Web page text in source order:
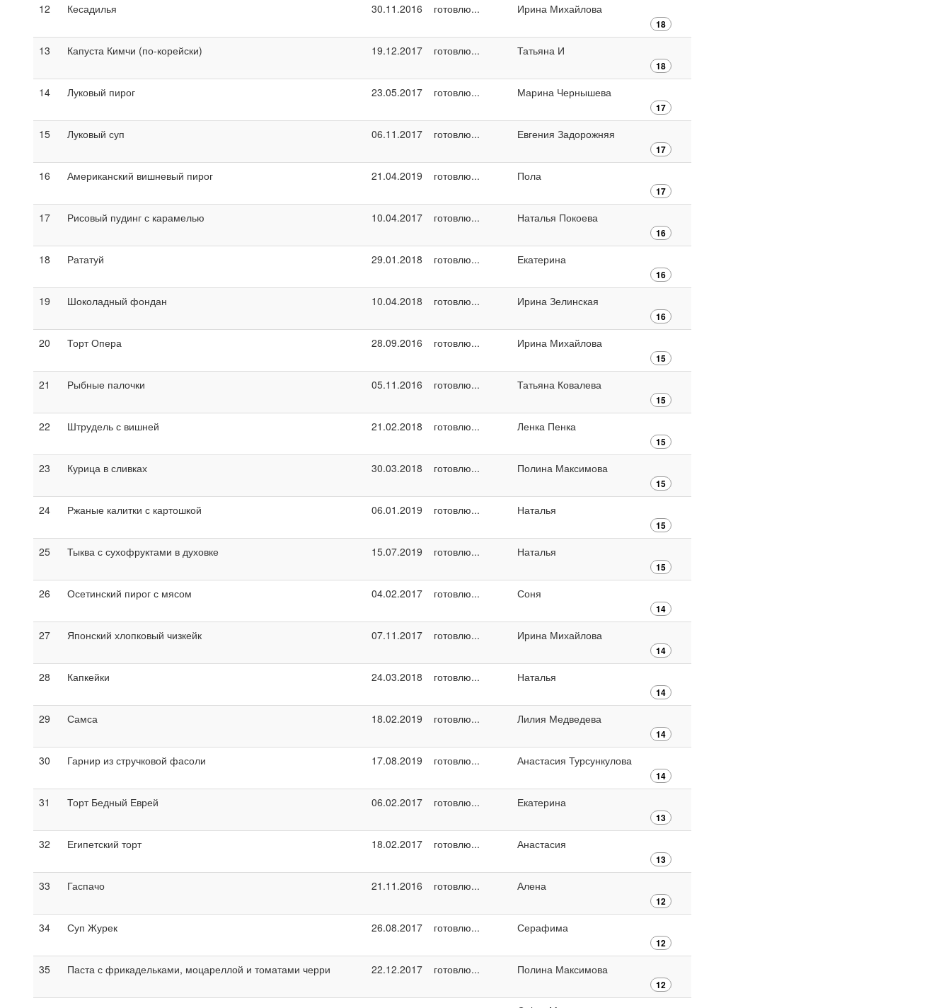
12 Кесадилья 30.11.2016 готовлю... Ирина Михайлова
18
13 Капуста Кимчи (по-корейски) 19.12.2017 готовлю... Татьяна И
18
14 Луковый пирог 23.05.2017 готовлю... Марина Чернышева
17
15 Луковый суп 06.11.2017 готовлю... Евгения Задорожняя
17
16 Американский вишневый пирог 21.04.2019 готовлю... Пола
17
17 Рисовый пудинг с карамелью 10.04.2017 готовлю... Наталья Покоева
16
18 Рататуй 29.01.2018 готовлю... Екатерина
16
19 Шоколадный фондан 10.04.2018 готовлю... Ирина Зелинская
16
20 Торт Опера 28.09.2016 готовлю... Ирина Михайлова
15
21 Рыбные палочки 05.11.2016 готовлю... Татьяна Ковалева
15
22 Штрудель с вишней 21.02.2018 готовлю... Ленка Пенка
15
23 Курица в сливках 30.03.2018 готовлю... Полина Максимова
15
24 Ржаные калитки с картошкой 06.01.2019 готовлю... Наталья
15
25 Тыква с сухофруктами в духовке 15.07.2019 готовлю... Наталья
15
26 Осетинский пирог с мясом 04.02.2017 готовлю... Соня
14
27 Японский хлопковый чизкейк 07.11.2017 готовлю... Ирина Михайлова
14
28 Капкейки 24.03.2018 готовлю... Наталья
14
29 Самса 18.02.2019 готовлю... Лилия Медведева
14
30 Гарнир из стручковой фасоли 17.08.2019 готовлю... Анастасия Турсункулова
14
31 Торт Бедный Еврей 06.02.2017 готовлю... Екатерина
13
32 Египетский торт 18.02.2017 готовлю... Анастасия
13
33 Гаспачо 21.11.2016 готовлю... Алена
12
34 Суп Журек 26.08.2017 готовлю... Серафима
12
35 Паста с фрикадельками, моцареллой и томатами черри 22.12.2017 готовлю... Полина Максимова
12